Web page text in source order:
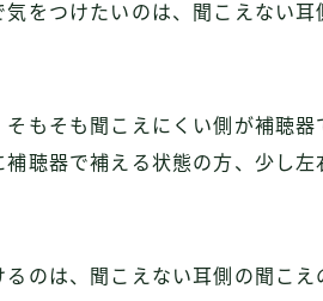
をつけたいのは、聞こえない
もそも聞こえにくい側が補聴
聴器で補える状態の方、少し
のは、聞こえない耳側の聞こ